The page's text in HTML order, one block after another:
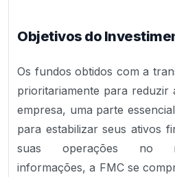
Objetivos do
Os fundos obtidos com a
prioritariamente para reduzir
empresa, uma parte
para estabilizar seus ativos
suas operações no
informações, a FMC se